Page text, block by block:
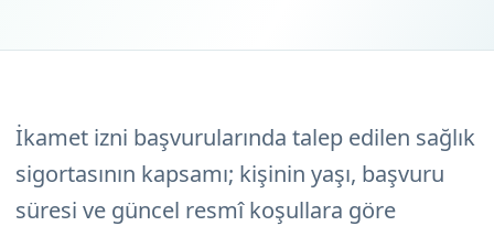
İkamet izni başvurularında talep edilen sağlık
sigortasının kapsamı; kişinin yaşı, başvuru
süresi ve güncel resmî koşullara göre